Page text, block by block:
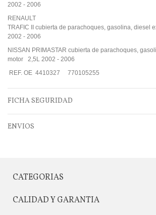
2002 - 2006
RENAULT
TRAFIC II cubierta de parachoques, gasolina, diesel
2002 - 2006
NISSAN PRIMASTAR cubierta de parachoques,
motor 2,5L 2002 - 2006
REF. OE 4410327 770105255
FICHA SEGURIDAD
ENVIOS
CATEGORIAS
CALIDAD Y GARANTIA